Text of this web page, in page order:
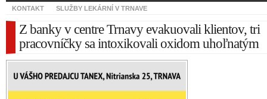
KONTAKT SLUŽBY LEKÁRNÍ V TRNAVE
Z banky v centre Trnavy evakuovali klientov, tri
pracovníčky sa intoxikovali oxidom uhoľnatým